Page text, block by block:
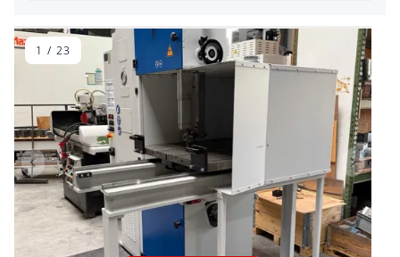
Vorheriger Artikel
1 / 23